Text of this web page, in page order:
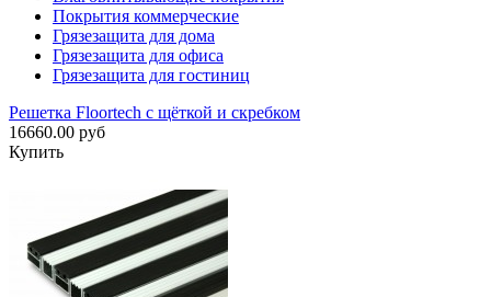
Покрытия коммерческие
Грязезащита для дома
Грязезащита для офиса
Грязезащита для гостиниц
Решетка Floortech с щёткой и скребком
16660.00 руб
Купить